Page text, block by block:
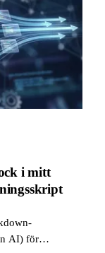
i mitt
AI) för